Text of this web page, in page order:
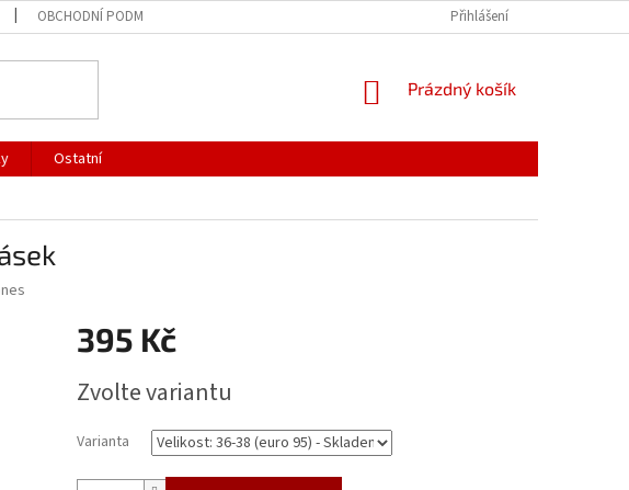
OBCHODNÍ PODMÍNKY PODMÍNKY ZPRACOVÁNÍ OSOBNÍCH ÚDAJŮ
Přihlášení
NÁKUPNÍ
Prázdný košík
Ostatní
395 Kč
cena:
Zvolte variantu
Varianta